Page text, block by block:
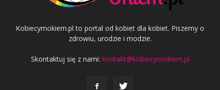
Kobiecymokiem.pl to portal od kobiet dla kobiet. Piszemy o
zdrowiu, urodzie i modzie.
Skontaktuj się z nami: kontakt@kobiecymokiem.pl